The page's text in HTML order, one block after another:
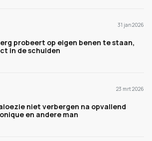
31 jan 2026
probeert op eigen benen te staan,
in de schulden
23 mrt 2026
niet verbergen na opvallend
en andere man